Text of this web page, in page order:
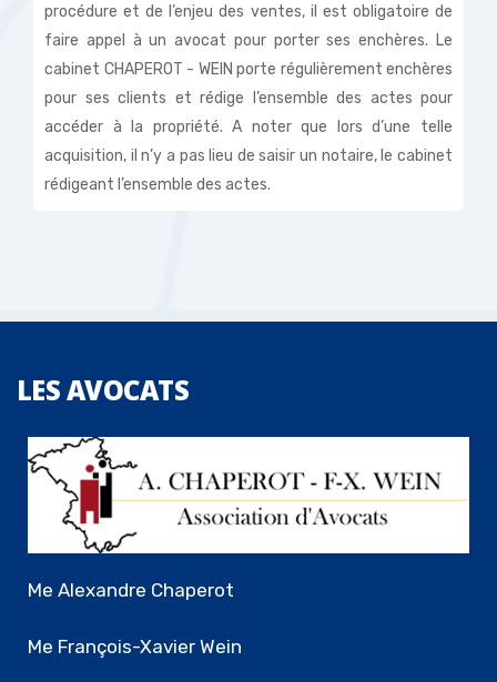
procédure et de l’enjeu des ventes, il est obligatoire de
faire appel à un avocat pour porter ses enchères. Le
cabinet CHAPEROT - WEIN porte régulièrement enchères
pour ses clients et rédige l’ensemble des actes pour
accéder à la propriété. A noter que lors d’une telle
acquisition, il n’y a pas lieu de saisir un notaire, le cabinet
rédigeant l’ensemble des actes.
LESAVOCATS
Me Alexandre Chaperot
Me François-Xavier Wein